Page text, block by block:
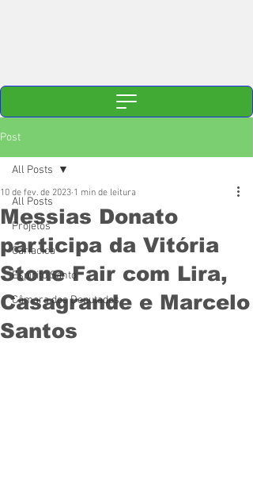
Post
All Posts
Projetos
Cariacica
Espírito Santo
Câmara dos Deputados
All Posts
Messias Donato
participa da Vitória
Stone Fair com Lira,
Casagrande e Marcelo
Santos
10 de fev. de 2023 1 min de leitura